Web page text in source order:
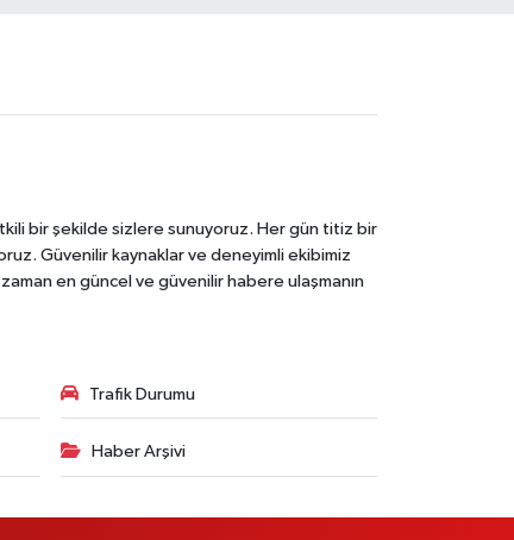
bir şekilde sizlere sunuyoruz. Her gün titiz bir
Güvenilir kaynaklar ve deneyimli ekibimiz
en güncel ve güvenilir habere ulaşmanın
Trafik Durumu
Haber Arşivi